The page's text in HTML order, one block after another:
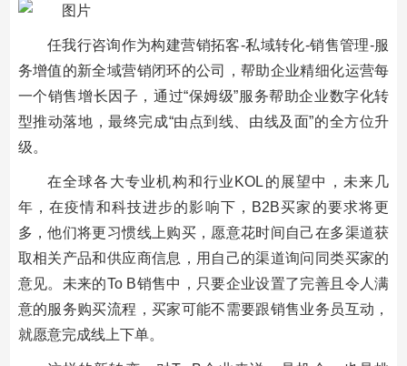
任我行咨询作为构建营销拓客-私域转化-销售管理-服
务增值的新全域营销闭环的公司，帮助企业精细化运营每
一个销售增长因子，通过“保姆级”服务帮助企业数字化转
型推动落地，最终完成“由点到线、由线及面”的全方位升
级。
在全球各大专业机构和行业KOL的展望中，未来几
年，在疫情和科技进步的影响下，B2B买家的要求将更
多，他们将更习惯线上购买，愿意花时间自己在多渠道获
取相关产品和供应商信息，用自己的渠道询问同类买家的
意见。未来的To B销售中，只要企业设置了完善且令人满
意的服务购买流程，买家可能不需要跟销售业务员互动，
就愿意完成线上下单。